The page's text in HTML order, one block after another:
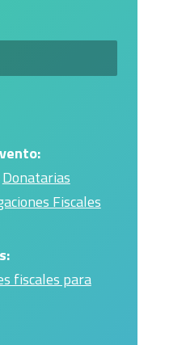
Donatarias
Fiscales
fiscales para